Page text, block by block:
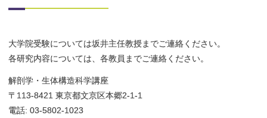
大学院受験については坂井主任教授までご連絡ください。
各研究内容については、各教員までご連絡ください。
解剖学・生体構造科学講座
〒113-8421 東京都文京区本郷2-1-1
電話: 03-5802-1023